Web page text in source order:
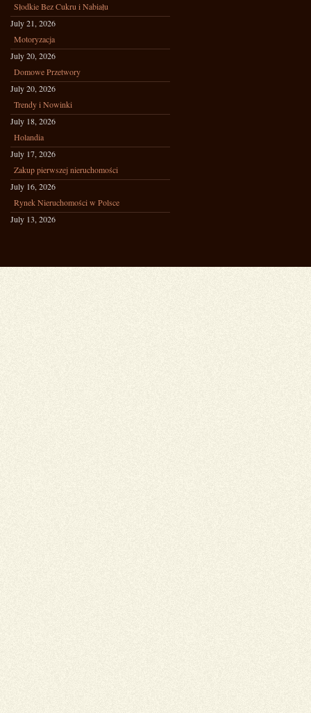
Słodkie Bez Cukru i Nabiału
July 21, 2026
Motoryzacja
July 20, 2026
Domowe Przetwory
July 20, 2026
Trendy i Nowinki
July 18, 2026
Holandia
July 17, 2026
Zakup pierwszej nieruchomości
July 16, 2026
Rynek Nieruchomości w Polsce
July 13, 2026